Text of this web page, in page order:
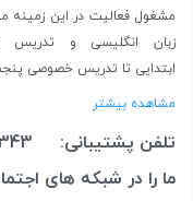
مشغول فعالیت در این زمینه
زبان انگلیسی و تدریس
ابتدایی تا تدریس خصوصی پنجم
مشاهده بیشتر
تلفن پشتیبانی:
ما را در شبکه های